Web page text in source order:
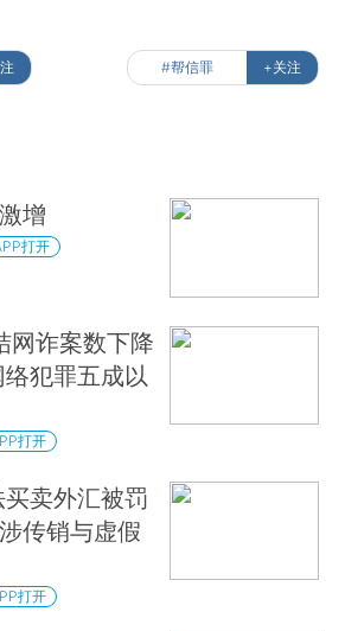
#帮信罪 +关注
增
打开
网诈案数下降
犯罪五成以
打开
卖外汇被罚
传销与虚假
打开